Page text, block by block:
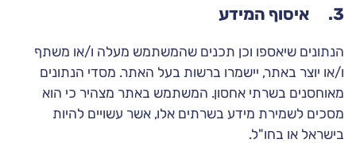
3. איסוף המידע
הנתונים שיאספו וכן תכנים שהמשתמש מעלה ו/או משתף
ו/או יוצר באתר, יישמרו ברשות בעל האתר. מסדי הנתונים
מאוחסנים בשרתי אחסון. המשתמש באתר מצהיר כי הוא
מסכים לשמירת מידע בשרתים אלו, אשר עשויים להיות
בישראל או בחו"ל.